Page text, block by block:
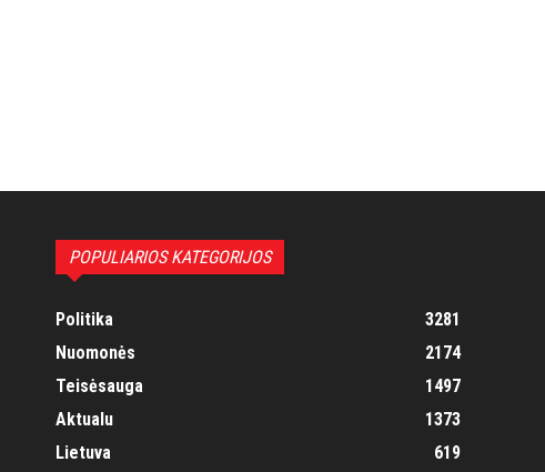
POPULIARIOS KATEGORIJOS
Politika
3281
Nuomonės
2174
Teisėsauga
1497
Aktualu
1373
Lietuva
619